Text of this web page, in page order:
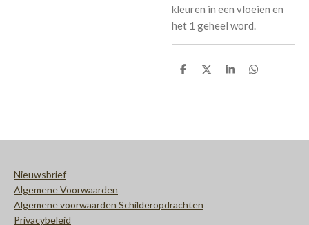
kleuren in een vloeien en
het 1 geheel word.
D
D
S
D
Nieuwsbrief
Algemene Voorwaarden
Algemene voorwaarden Schilderopdrachten
Privacybeleid